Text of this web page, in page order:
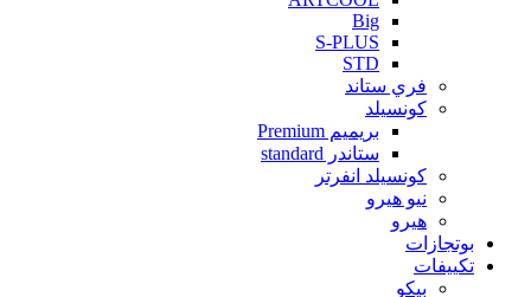
Big
S-PLUS
STD
فري ستاند
كونسيلد
بريميم Premium
ستاندر standard
كونسيلد انفرتر
نيو هيرو
هيرو
بوتجازات
تكييفات
بيكو